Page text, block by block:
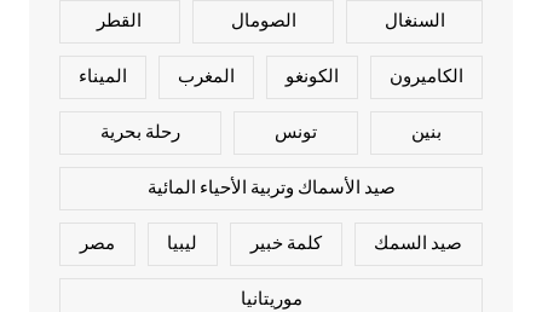
السنغال الصومال القطر
الكاميرون الكونغو المغرب الميناء
بنين تونس رحلة بحرية
صيد الأسماك وتربية الأحياء المائية
صيد السمك كلمة خبير ليبيا مصر
موريتانيا